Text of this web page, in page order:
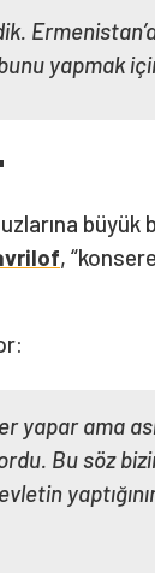
yapmak için
,
yapar ama
Bu söz